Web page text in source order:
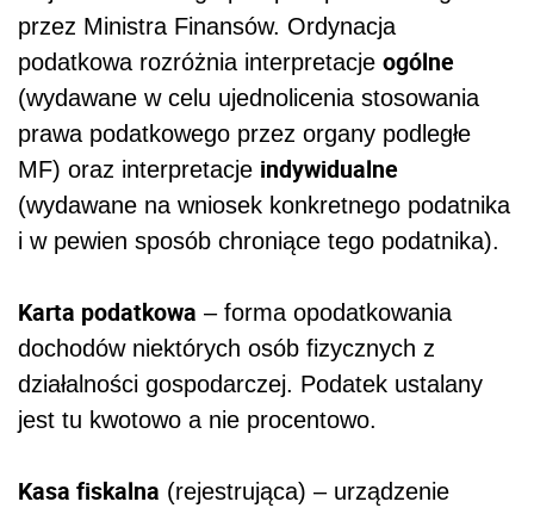
przez Ministra Finansów. Ordynacja
podatkowa rozróżnia interpretacje ogólne
(wydawane w celu ujednolicenia stosowania
prawa podatkowego przez organy podległe
MF) oraz interpretacje indywidualne
(wydawane na wniosek konkretnego podatnika
i w pewien sposób chroniące tego podatnika).
Karta podatkowa – forma opodatkowania
dochodów niektórych osób fizycznych z
działalności gospodarczej. Podatek ustalany
jest tu kwotowo a nie procentowo.
Kasa fiskalna (rejestrująca) – urządzenie